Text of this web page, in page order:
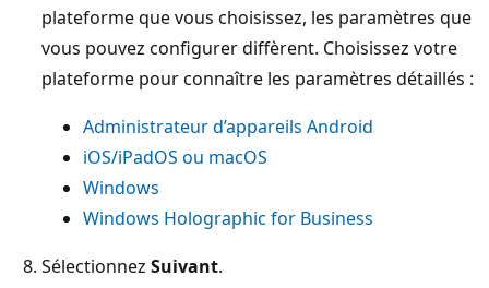
plateforme que vous choisissez, les paramètres que
vous pouvez configurer diffèrent. Choisissez votre
plateforme pour connaître les paramètres détaillés :
Administrateur d’appareils Android
iOS/iPadOS ou macOS
Windows
Windows Holographic for Business
Sélectionnez Suivant.